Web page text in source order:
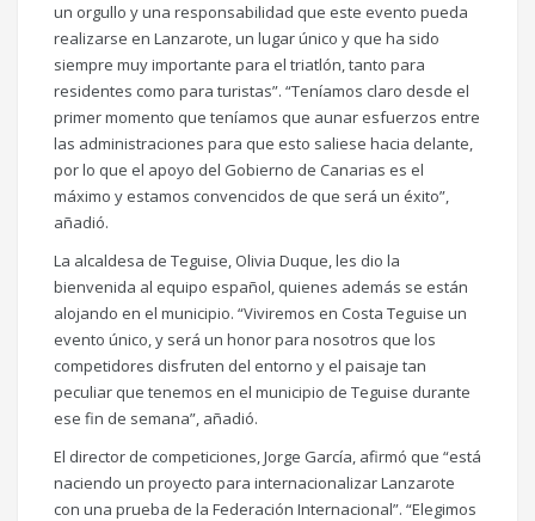
un orgullo y una responsabilidad que este evento pueda
realizarse en Lanzarote, un lugar único y que ha sido
siempre muy importante para el triatlón, tanto para
residentes como para turistas”. “Teníamos claro desde el
primer momento que teníamos que aunar esfuerzos entre
las administraciones para que esto saliese hacia delante,
por lo que el apoyo del Gobierno de Canarias es el
máximo y estamos convencidos de que será un éxito”,
añadió.
La alcaldesa de Teguise, Olivia Duque, les dio la
bienvenida al equipo español, quienes además se están
alojando en el municipio. “Viviremos en Costa Teguise un
evento único, y será un honor para nosotros que los
competidores disfruten del entorno y el paisaje tan
peculiar que tenemos en el municipio de Teguise durante
ese fin de semana”, añadió.
El director de competiciones, Jorge García, afirmó que “está
naciendo un proyecto para internacionalizar Lanzarote
con una prueba de la Federación Internacional”. “Elegimos